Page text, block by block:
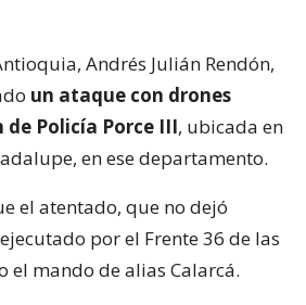
Andrés Julián Rendón,
un ataque con drones
Policía Porce III, ubicada en
en ese departamento.
el atentado, que no dejó
por el Frente 36 de las
el mando de alias Calarcá.